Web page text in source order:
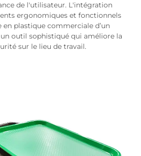
de l'utilisateur. L'intégration
ergonomiques et fonctionnels
en plastique commerciale d’un
outil sophistiqué qui améliore la
sur le lieu de travail.